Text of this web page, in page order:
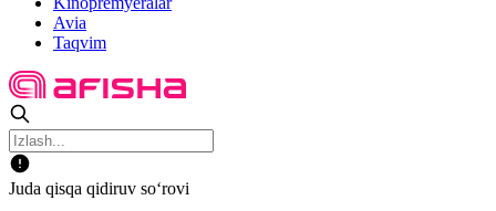
Avia
Taqvim
Juda qisqa qidiruv so‘rovi